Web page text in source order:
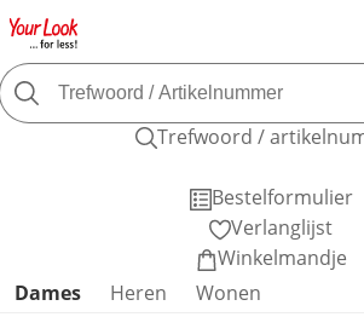
Trefwoord /
Bestelformulier
Verlanglijst
Winkelmandje
Productcategorieën overslaan
Dames Heren
Wonen